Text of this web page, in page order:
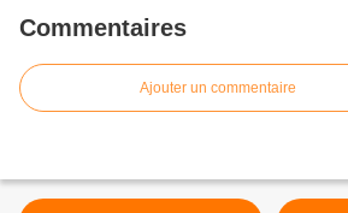
Commentaires
Ajouter un commentaire